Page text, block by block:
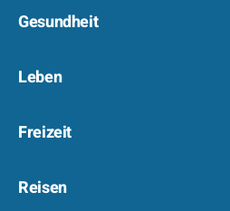
Gesundheit
Leben
Freizeit
Reisen